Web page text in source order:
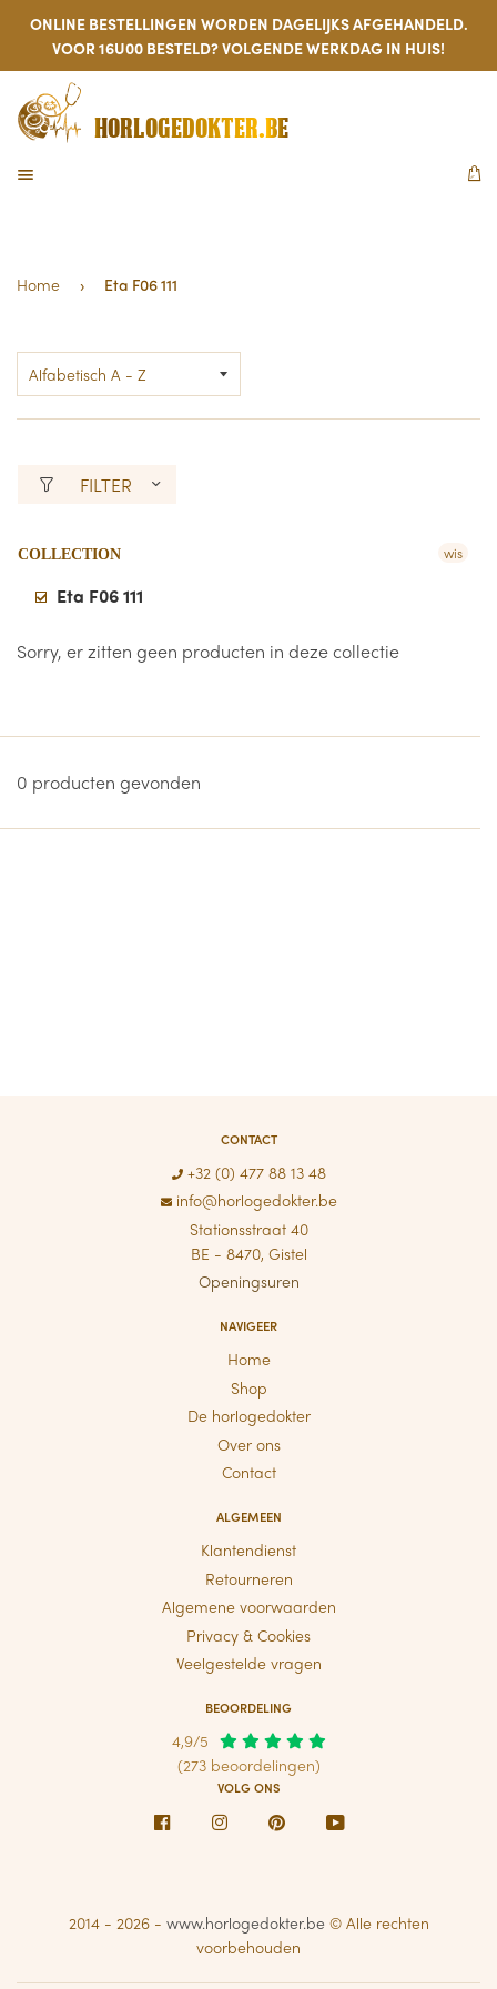
ONLINE BESTELLINGEN WORDEN DAGELIJKS AFGEHANDELD.
VOOR 16U00 BESTELD? VOLGENDE WERKDAG IN HUIS!
HORLOGEDOKTER.BE
Home › Eta F06 111
FILTER
COLLECTION
Eta F06 111
wis
Sorry, er zitten geen producten in deze collectie
0 producten gevonden
CONTACT
+32 (0) 477 88 13 48
info@horlogedokter.be
Stationsstraat 40
BE - 8470, Gistel
Openingsuren
NAVIGEER
Home
Shop
De horlogedokter
Over ons
Contact
ALGEMEEN
Klantendienst
Retourneren
Algemene voorwaarden
Privacy & Cookies
Veelgestelde vragen
BEOORDELING
4,9/5
(273 beoordelingen)
VOLG ONS
Facebook Instagram PinterestYoutube
2014 - 2026 - www.horlogedokter.be© Alle rechten
voorbehouden